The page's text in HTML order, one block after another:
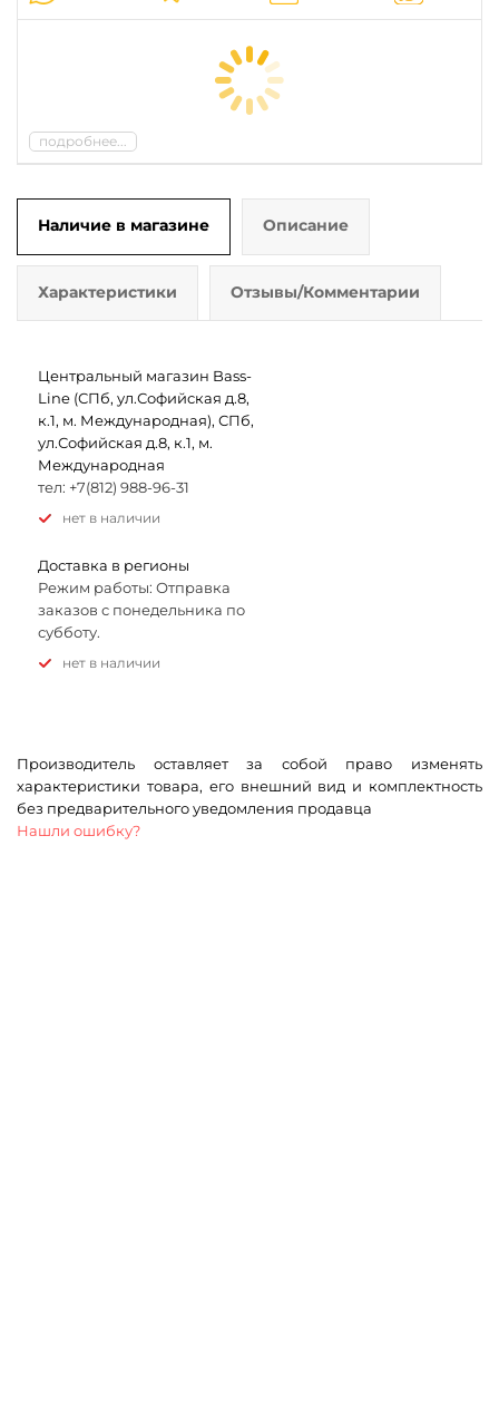
подробнее...
Наличие в магазине Описание
Характеристики Отзывы/Комментарии
Центральный магазин Bass-
Line (СПб, ул.Софийская д.8,
к.1, м. Международная), СПб,
ул.Софийская д.8, к.1, м.
Международная
тел: +7(812) 988-96-31
Нет в наличии
Доставка в регионы
Режим работы: Отправка
заказов с понедельника по
субботу.
Нет в наличии
Производитель оставляет за собой право изменять
характеристики товара, его внешний вид и комплектность
без предварительного уведомления продавца
Нашли ошибку?